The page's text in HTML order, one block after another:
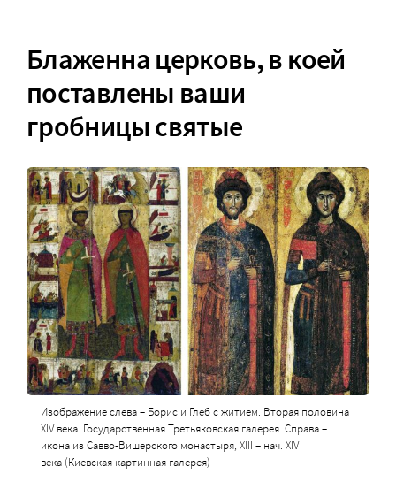
Блаженна церковь, в коей
поставлены ваши
гробницы святые
Изображение слева – Борис и Глеб с житием. Вторая половина
XIV века. Государственная Третьяковская галерея. Справа –
икона из Савво-Вишерского монастыря, XIII – нач. XIV
века (Киевская картинная галерея)